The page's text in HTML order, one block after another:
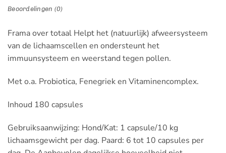
Beoordelingen (0)
Frama over totaal Helpt het (natuurlijk) afweersysteem
van de lichaamscellen en ondersteunt het
immuunsysteem en weerstand tegen pollen.
Met o.a. Probiotica, Fenegriek en Vitaminencomplex.
Inhoud 180 capsules
Gebruiksaanwijzing: Hond/Kat: 1 capsule/10 kg
lichaamsgewicht per dag. Paard: 6 tot 10 capsules per